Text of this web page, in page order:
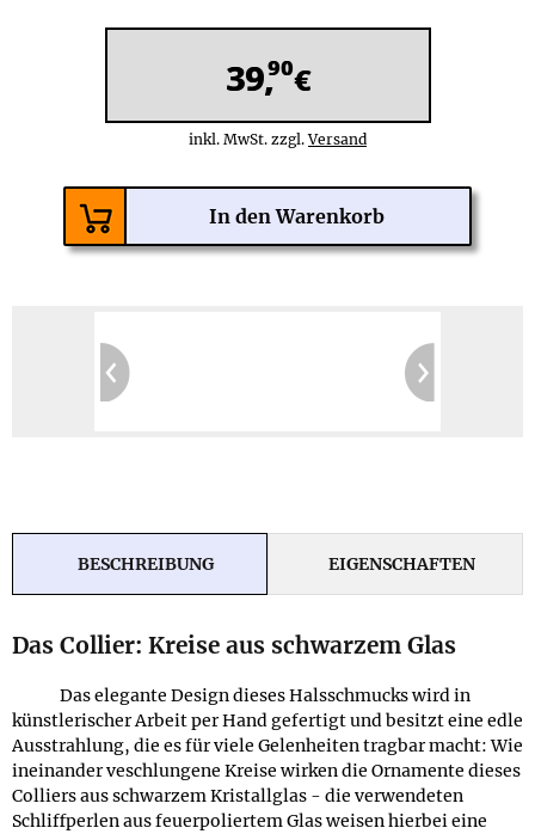
39,90€
inkl. MwSt. zzgl.Versand
BESCHREIBUNG EIGENSCHAFTEN
Das Collier: Kreise aus schwarzem Glas
Das elegante Design dieses Halsschmucks wird in
künstlerischer Arbeit per Hand gefertigt und besitzt eine edle
Ausstrahlung, die es für viele Gelenheiten tragbar macht: Wie
ineinander veschlungene Kreise wirken die Ornamente dieses
Colliers aus schwarzem Kristallglas - die verwendeten
Schliffperlen aus feuerpoliertem Glas weisen hierbei eine